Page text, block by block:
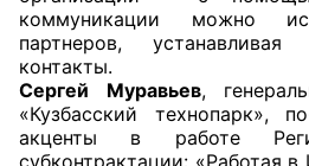
Положения
Соглашения
Рекомендации
коммуникации можно
партнеров,
контакты.
Сергей Муравьев,
«Кузбасский технопарк»,
акценты в работе
субконтрактации: «Работая